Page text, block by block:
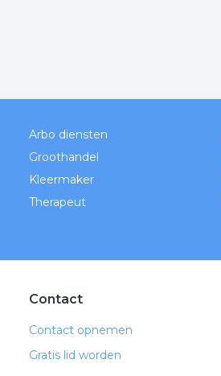
Arbo diensten
Groothandel
Kleermaker
Therapeut
Contact
Contact opnemen
Gratis lid worden